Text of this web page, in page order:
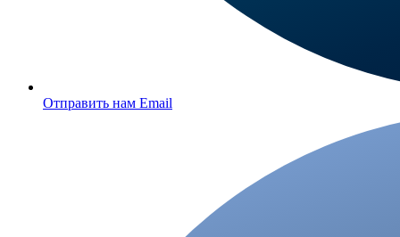
Отправить нам Email